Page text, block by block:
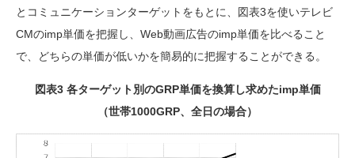
とコミュニケーションターゲットをもとに、図表3を使いテレビ
CMのimp単価を把握し、Web動画広告のimp単価を比べること
で、どちらの単価が低いかを簡易的に把握することができる。
図表3 各ターゲット別のGRP単価を換算し求めたimp単価
（世帯1000GRP、全日の場合）